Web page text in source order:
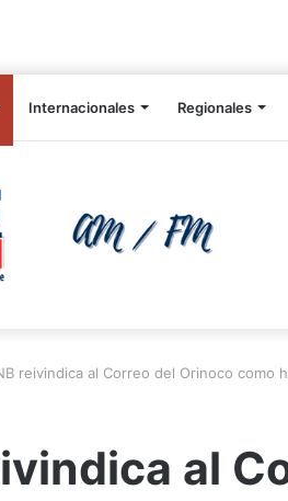
Internacionales Regionales
reivindica al Correo del Orinoco como
al